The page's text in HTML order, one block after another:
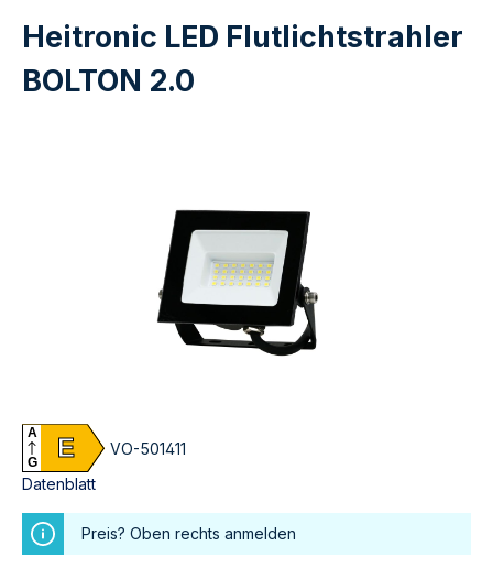
Heitronic LED Flutlichtstrahler
BOLTON 2.0
E
A
G
VO-501411
Datenblatt
Preis? Oben rechts anmelden